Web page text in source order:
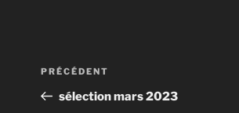
Navigation
l’article
Article
précédent
PRÉCÉDENT
sélection mars 2023